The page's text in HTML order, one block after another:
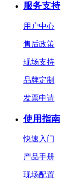
服务支持
用户中心
售后政策
现场支持
品牌定制
发票申请
使用指南
快速入门
产品手册
现场配置